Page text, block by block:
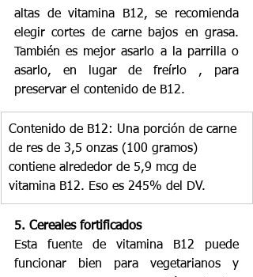
altas de vitamina B12, se recomienda
elegir cortes de carne bajos en grasa.
También es mejor asarlo a la parrilla o
asarlo, en lugar de freírlo , para
preservar el contenido de B12.
Contenido de B12: Una porción de carne
de res de 3,5 onzas (100 gramos)
contiene alrededor de 5,9 mcg de
vitamina B12. Eso es 245% del DV.
5. Cereales fortificados
Esta fuente de vitamina B12 puede
funcionar bien para vegetarianos y